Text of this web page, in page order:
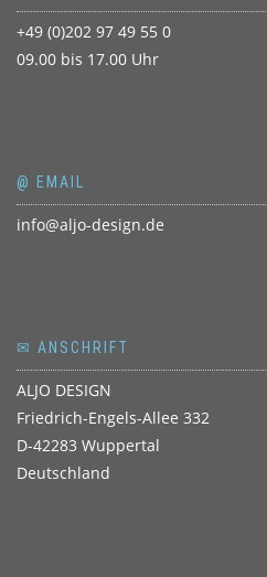
+49 (0)202 97 49 55 0
09.00 bis 17.00 Uhr
@ EMAIL
info@aljo-design.de
✉ ANSCHRIFT
ALJO DESIGN
Friedrich-Engels-Allee 332
D-42283 Wuppertal
Deutschland